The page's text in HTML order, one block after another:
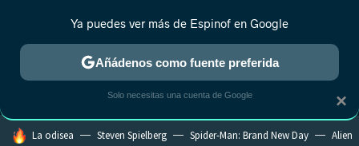
MENÚ NUEVO
ESTRENOS REALITY ANIME RANKINGS CINE
HOY SE HABLA DE
La odisea Steven Spielberg Spider-Man: Brand New Day Alien
×
Ya puedes ver más de Espinof en Google
Añádenos como fuente preferida
Solo necesitas una cuenta de Google